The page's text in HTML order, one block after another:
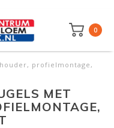
0
profielmontage,
MET